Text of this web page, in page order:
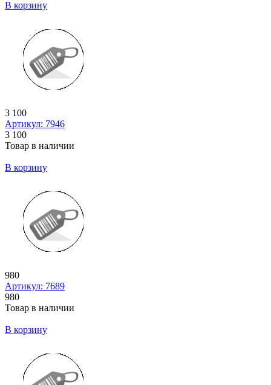
В корзину
3 100
Артикул: 7946
3 100
Товар в наличии
В корзину
980
Артикул: 7689
980
Товар в наличии
В корзину